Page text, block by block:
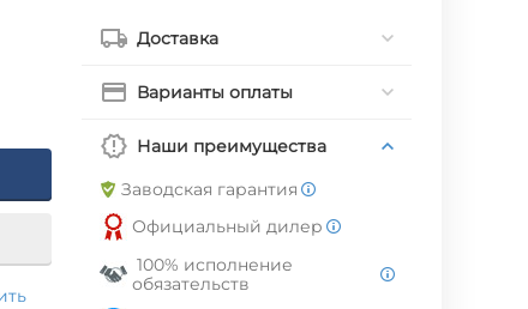
Доставка
Варианты оплаты
Наши преимущества
Заводская гарантия
Официальный дилер
100% исполнение
обязательств